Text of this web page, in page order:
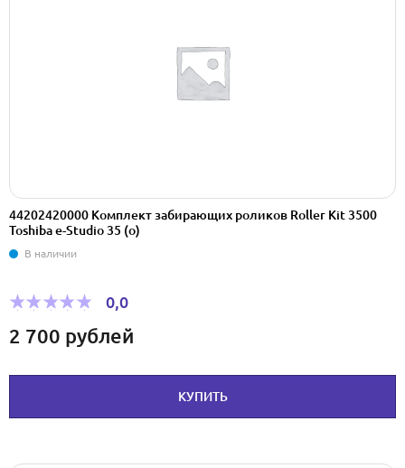
44202420000 Комплект забирающих роликов Roller Kit 3500
Toshiba e-Studio 35 (o)
В наличии
0,0
2 700 рублей
КУПИТЬ